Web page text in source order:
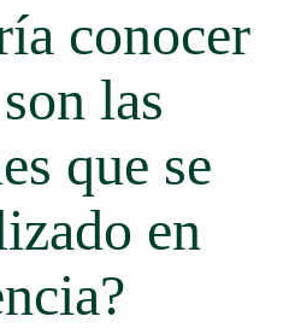
conocer
las
que se
en